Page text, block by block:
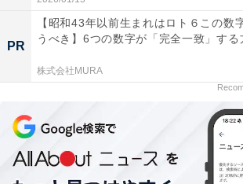
PR
【昭和43年以前生まれはロト６この数
うべき】6つの数字が「完全一致」する
株式会社MURA